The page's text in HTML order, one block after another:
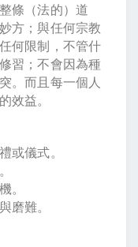
條（法的）道
方；與任何宗教
何限制，不管什
習；不會因為種
。而且每一個人
效益。
或儀式。
。
磨難。